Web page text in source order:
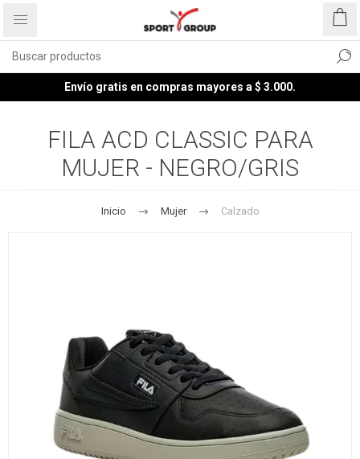
Envío gratis en compras mayores a $ 3.000.
FILA ACD CLASSIC PARA
MUJER - NEGRO/GRIS
Inicio Mujer Calzado